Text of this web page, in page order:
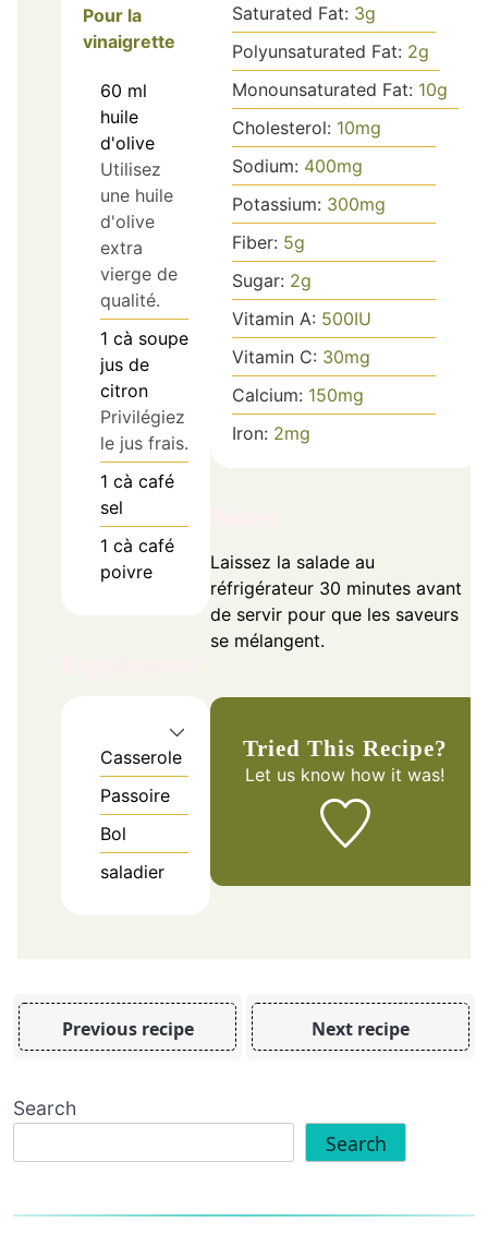
Pour la
vinaigrette
60 ml
huile
d'olive
Utilisez
une huile
d'olive
extra
vierge de
qualité.
1 cà soupe
jus de
citron
Privilégiez
le jus frais.
1 cà café
sel
1 cà café
poivre
Casserole
Passoire
Bol
saladier
Saturated Fat: 3g
Polyunsaturated Fat: 2g
Monounsaturated Fat: 10g
Cholesterol: 10mg
Sodium: 400mg
Potassium: 300mg
Fiber: 5g
Sugar: 2g
Vitamin A: 500IU
Vitamin C: 30mg
Calcium: 150mg
Iron: 2mg
Laissez la salade au
réfrigérateur 30 minutes avant
de servir pour que les saveurs
se mélangent.
Tried This Recipe?
Let us know how it was!
Previous recipe Next recipe
Search
Search